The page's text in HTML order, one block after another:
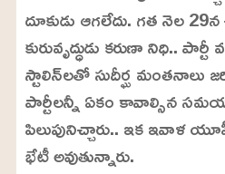
దూకుడు ఆగలేదు. గత నెల
కురువృద్ధుడు కరుణా నిధి..
స్టాలిన్‌లతో సుదీర్ఘ మంతనాలు
పార్టీలన్నీ ఏకం కావాల్సిన
పిలుపునిచ్చారు.. ఇక ఇవాళ
భేటీ అవుతున్నారు.